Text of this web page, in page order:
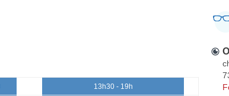
13h30 - 19h